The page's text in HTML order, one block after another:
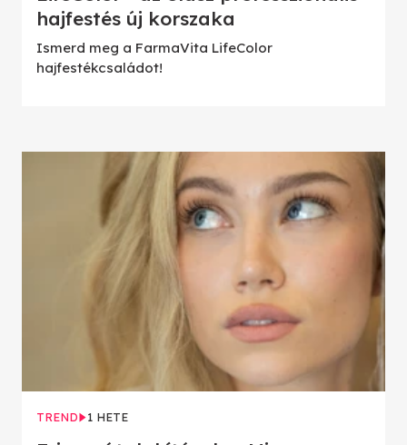
hajfestés új korszaka
Ismerd meg a FarmaVita LifeColor
hajfestékcsaládot!
TREND 1 HETE